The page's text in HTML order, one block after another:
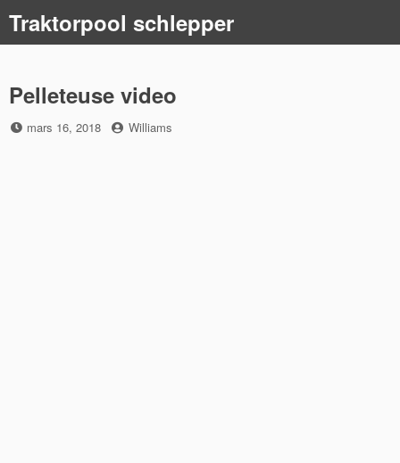
content
Traktorpool schlepper
Pelleteuse video
Posted
mars 16, 2018 by
Williams